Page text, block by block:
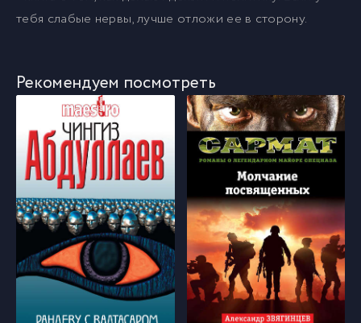
тебя слабые нервы, лучше отложи ее в сторону.
Рекомендуем посмотреть